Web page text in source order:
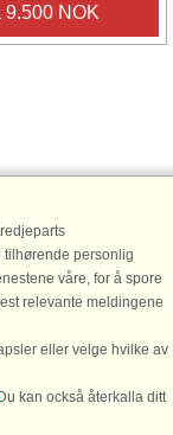
9.500 NOK
tilhørende personlig
våre, for å spore
relevante meldingene
eller velge hvilke av
kan också återkalla ditt